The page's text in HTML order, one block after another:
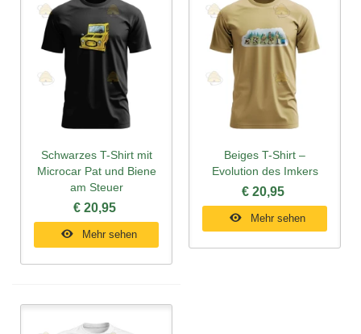
Schwarzes T-Shirt mit
Microcar Pat und Biene
am Steuer
€ 20,95
Mehr sehen
Beiges T-Shirt –
Evolution des Imkers
€ 20,95
Mehr sehen